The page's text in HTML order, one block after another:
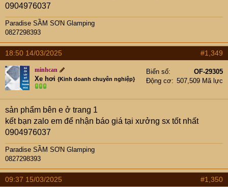
0904976037
Paradise SẦM SƠN Glamping
0827298393
18:50 14/03/2025 #1,349
minhcan
Xe hơi {Kinh doanh chuyên nghiệp}
Biển số
OF-29305
Động cơ
507,509 Mã lực
sản phẩm bên e ở trang 1
kết bạn zalo em để nhận báo giá tại xưởng sx tốt nhất
0904976037
Paradise SẦM SƠN Glamping
0827298393
09:37 15/03/2025 #1,350